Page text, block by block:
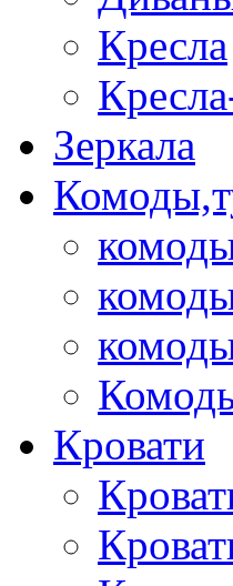
Кресла
Зеркала
Кровати